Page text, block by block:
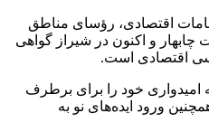
اقتصادی، رؤسای مناطق
چابهار و اکنون در شیراز گواهی
اقتصادی است.
امیدواری خود را برای برطرف
ورود ایده‌های نو به